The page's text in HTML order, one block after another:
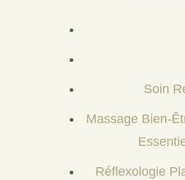
Soin
Massage Bien-
Réflexologie